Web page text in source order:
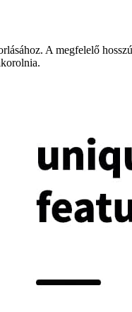
A megfelelő